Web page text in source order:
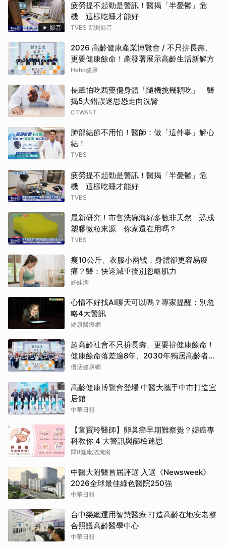
影音
疲勞提不起勁是警訊！醫揭「半憂鬱」危
機 這樣吃睡才能好
TVBS 新聞影音
2026 高齡健康產業博覽會 / 不只拚長壽、
更要健康餘命！產發署展示高齡生活新解方
Heho健康
長輩怕吃西藥傷身體「隨機挑幾顆吃」 醫
揭5大錯誤迷思恐走向洗腎
CTWANT
肺部結節不用怕！醫師：做「這件事」解心
結！
TVBS
疲勞提不起勁是警訊！醫揭「半憂鬱」危
機 這樣吃睡才能好
TVBS
最新研究！市售洗碗海綿多數非天然 恐成
塑膠微粒來源 你家還在用嗎？
TVBS
瘦10公斤、衣服小兩號，身體卻更容易痠
痛？醫：快速減重後別忽略肌力
姊妹淘
心情不好找AI聊天可以嗎？專家提醒：別忽
略4大警訊
健康醫療網
超高齡社會不只拚長壽、更要拚健康餘命！
健康餘命落差逾8年、2030年獨居高齡者估
破百萬戶
優活健康網
高齡健康博覽會登場 中醫大攜手中市打造宜
居館
中華日報
【童寶玲醫師】卵巢癌早期難察覺？婦癌專
科教你 4 大警訊與篩檢迷思
問8健康諮詢網
中醫大附醫首屆評選 入選《Newsweek》
2026全球最佳綠色醫院250強
中華日報
台中榮總運用智慧醫療 打造高齡在地安老整
合照護高齡醫學中心
中華日報